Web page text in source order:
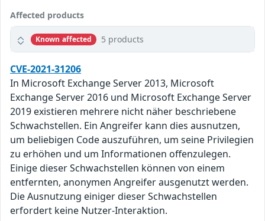
Affected products
Known affected 5 products
CVE-2021-31206
In Microsoft Exchange Server 2013, Microsoft
Exchange Server 2016 und Microsoft Exchange Server
2019 existieren mehrere nicht näher beschriebene
Schwachstellen. Ein Angreifer kann dies ausnutzen,
um beliebigen Code auszuführen, um seine Privilegien
zu erhöhen und um Informationen offenzulegen.
Einige dieser Schwachstellen können von einem
entfernten, anonymen Angreifer ausgenutzt werden.
Die Ausnutzung einiger dieser Schwachstellen
erfordert keine Nutzer-Interaktion.